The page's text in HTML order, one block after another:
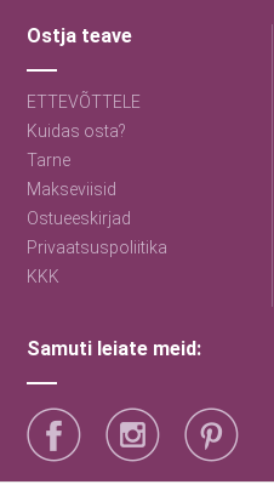
Ostja teave
ETTEVÕTTELE
Kuidas osta?
Tarne
Makseviisid
Ostueeskirjad
Privaatsuspoliitika
KKK
Samuti leiate meid: